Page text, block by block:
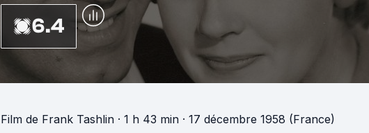
6.4
Film de Frank Tashlin · 1 h 43 min · 17 décembre 1958 (France)